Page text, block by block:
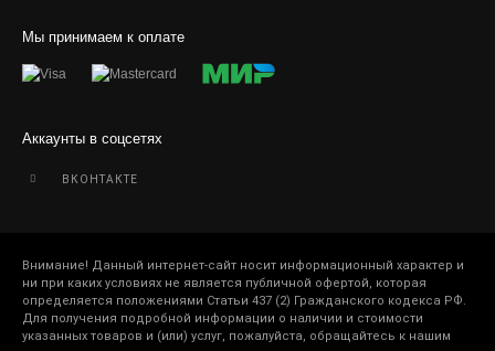
Мы принимаем к оплате
Аккаунты в соцсетях
ВКОНТАКТЕ
Внимание! Данный интернет-сайт носит информационный характер и
ни при каких условиях не является публичной офертой, которая
определяется положениями Статьи 437 (2) Гражданского кодекса РФ.
Для получения подробной информации о наличии и стоимости
указанных товаров и (или) услуг, пожалуйста, обращайтесь к нашим